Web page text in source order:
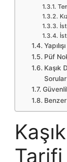
Yapılışı
Püf
Kaşık
Tarifi